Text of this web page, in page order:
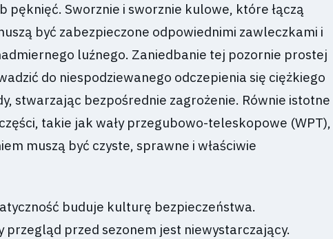
pęknięć. Sworznie i sworznie kulowe, które łączą
być zabezpieczone odpowiednimi zawleczkami i
luźnego. Zaniedbanie tej pozornie prostej
do niespodziewanego odczepienia się ciężkiego
stwarzając bezpośrednie zagrożenie. Równie istotne
takie jak wały przegubowo-teleskopowe (WPT),
muszą być czyste, sprawne i właściwie
buduje kulturę bezpieczeństwa.
przegląd przed sezonem jest niewystarczający.